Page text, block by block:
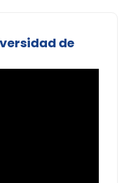
de